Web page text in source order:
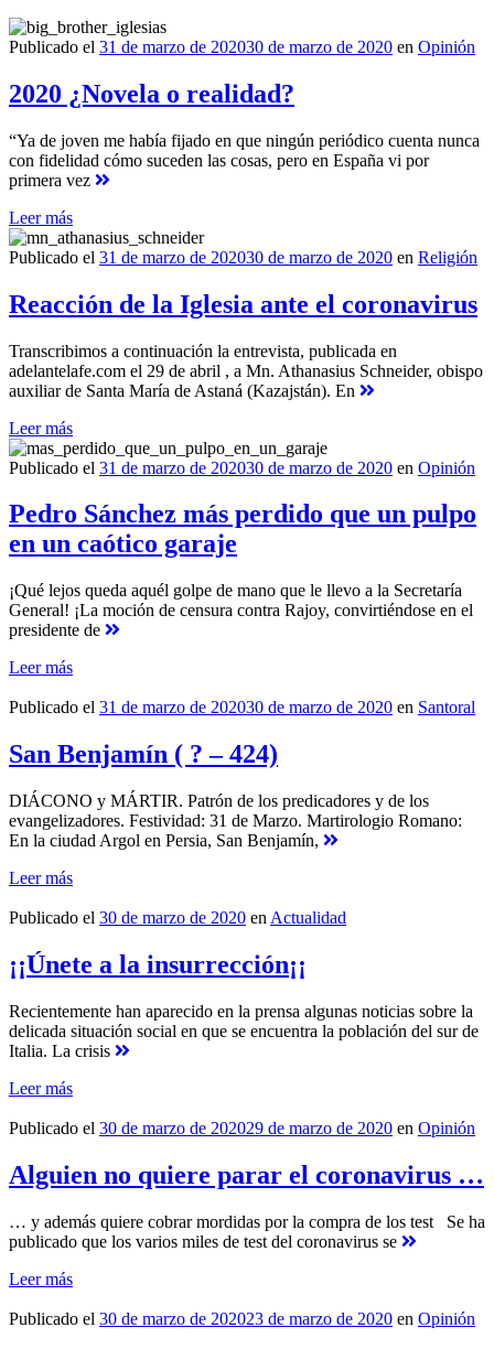
Publicado el 31 de marzo de 202030 de marzo de 2020 en Opinión
2020 ¿Novela o realidad?
“Ya de joven me había fijado en que ningún periódico cuenta nunca
con fidelidad cómo suceden las cosas, pero en España vi por
primera vez
Leer más
Publicado el 31 de marzo de 202030 de marzo de 2020 en Religión
Reacción de la Iglesia ante el coronavirus
Transcribimos a continuación la entrevista, publicada en
adelantelafe.com el 29 de abril , a Mn. Athanasius Schneider, obispo
auxiliar de Santa María de Astaná (Kazajstán). En
Leer más
Publicado el 31 de marzo de 202030 de marzo de 2020 en Opinión
Pedro Sánchez más perdido que un pulpo
en un caótico garaje
¡Qué lejos queda aquél golpe de mano que le llevo a la Secretaría
General! ¡La moción de censura contra Rajoy, convirtiéndose en el
presidente de
Leer más
Publicado el 31 de marzo de 202030 de marzo de 2020 en Santoral
San Benjamín ( ? – 424)
DIÁCONO y MÁRTIR. Patrón de los predicadores y de los
evangelizadores. Festividad: 31 de Marzo. Martirologio Romano:
En la ciudad Argol en Persia, San Benjamín,
Leer más
Publicado el 30 de marzo de 2020 en Actualidad
¡¡Únete a la insurrección¡¡
Recientemente han aparecido en la prensa algunas noticias sobre la
delicada situación social en que se encuentra la población del sur de
Italia. La crisis
Leer más
Publicado el 30 de marzo de 202029 de marzo de 2020 en Opinión
Alguien no quiere parar el coronavirus …
… y además quiere cobrar mordidas por la compra de los test Se ha
publicado que los varios miles de test del coronavirus se
Leer más
Publicado el 30 de marzo de 202023 de marzo de 2020 en Opinión